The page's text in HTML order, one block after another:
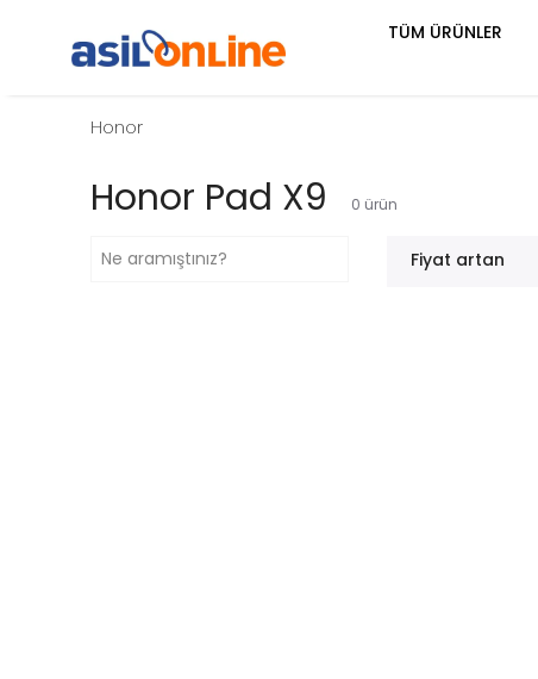
TÜM ÜRÜNLER
Honor
Honor Pad X9 0 ürün
Fiyat artan